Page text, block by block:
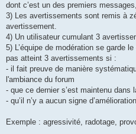
dont c’est un des premiers
3) Les avertissements sont remis à
avertissement.
4) Un utilisateur cumulant 3
5) L’équipe de modération se garde
pas atteint 3 avertissements si :
- il fait preuve de manière
l'ambiance du forum
- que ce dernier s’est maintenu dans
- qu’il n’y a aucun signe d’amélioration
Exemple : agressivité, radotage,